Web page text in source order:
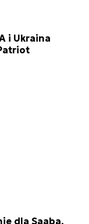
i Ukraina
dla Saaba,